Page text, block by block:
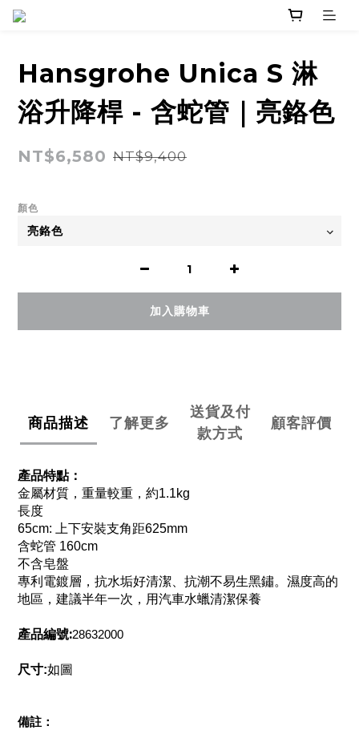
Hansgrohe Unica S 淋
浴升降桿 - 含蛇管｜亮鉻色
NT$6,580 NT$9,400
顏色
加入購物車
商品描述 了解更多
送貨及付
款方式
顧客評價
產品特點：
金屬材質，重量較重，約1.1kg
長度
65cm: 上下安裝支角距625mm
含蛇管 160cm
不含皂盤
專利電鍍層，抗水垢好清潔、抗潮不易生黑鏽。濕度高的
地區，建議半年一次，用汽車水蠟清潔保養
產品編號:28632000
尺寸:如圖
備註：